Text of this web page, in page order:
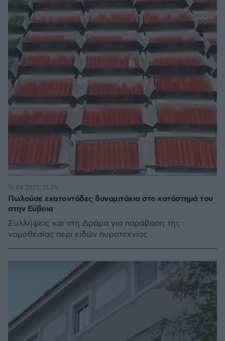
Πωλούσε εκατοντάδες δυναμιτάκια στο κατάστημά του
στην Εύβοια
Συλλήψεις και στη Δράμα για παράβαση της
νομοθεσίας περί ειδών πυροτεχνίας
16.04.2023, 13:24